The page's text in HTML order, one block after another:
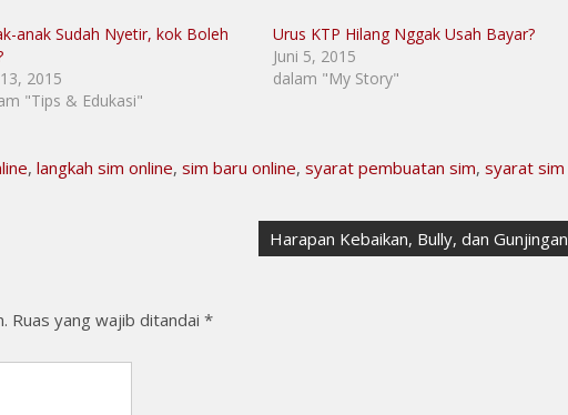
anak Sudah Nyetir, kok Boleh
13, 2015
"Tips & Edukasi"
Urus KTP Hilang Nggak Usah Bayar?
Juni 5, 2015
dalam "My Story"
, langkah sim online, sim baru online, syarat pembuatan sim, syarat sim
Harapan Kebaikan, Bully, dan Gunjingan
Ruas yang wajib ditandai *